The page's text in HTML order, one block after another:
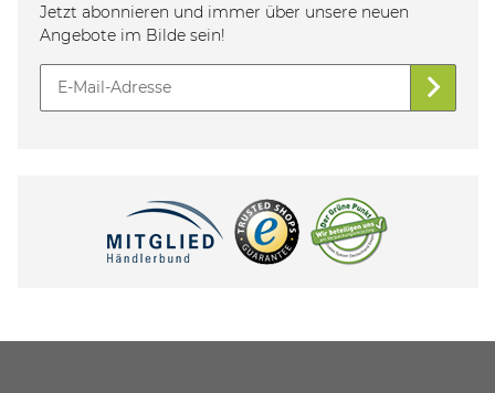
Jetzt abonnieren und immer über unsere neuen
Angebote im Bilde sein!